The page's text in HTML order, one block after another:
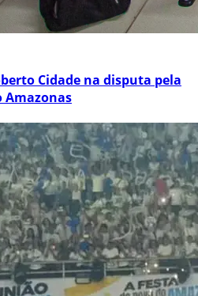
Cidade na disputa pela
Amazonas